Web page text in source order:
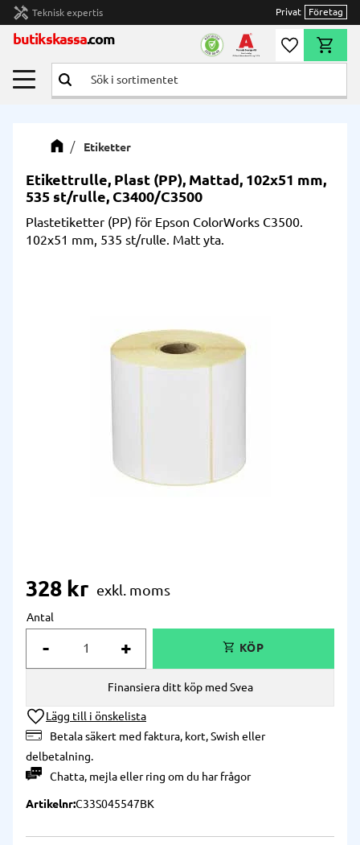
Meny
handyman Teknisk expertis Privat Företag
butikskassa.com Önskelista
Etiketter
Etikettrulle, Plast (PP), Mattad, 102x51 mm,
535 st/rulle, C3400/C3500
Plastetiketter (PP) för Epson ColorWorks C3500.
102x51 mm, 535 st/rulle. Matt yta.
328 kr
Antal
+
-
Lägg till i önskelista
Betala säkert med faktura, kort, Swish eller
delbetalning.
Chatta, mejlaellerring om du har frågor
Finansiera ditt köp med Svea
ArtikelnrC33S045547BK